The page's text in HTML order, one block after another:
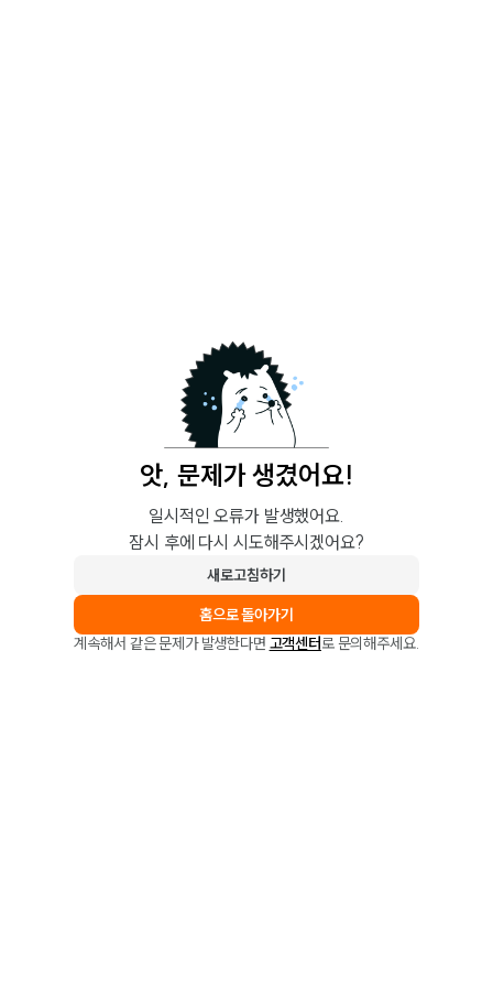
앗, 문제가 생겼어요!
일시적인 오류가 발생했어요.
잠시 후에 다시 시도해주시겠어요?
새로고침하기
홈으로 돌아가기
계속해서 같은 문제가 발생한다면 고객센터로 문의해주세요.